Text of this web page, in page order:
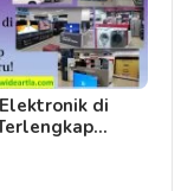
di